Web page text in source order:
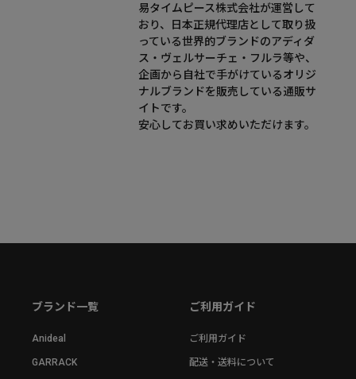
易タイムピース株式会社が運営して
おり、日本正規代理店として取り扱
っている世界的ブランドのアディダ
ス・ヴェルサーチェ・フルラ等や、
企画から自社で手がけているオリジ
ナルブランドを販売している通販サ
イトです。
安心してお買い求めいただけます。
ブランド一覧
Anideal
GARRACK
ご利用ガイド
ご利用ガイド
配送・送料について